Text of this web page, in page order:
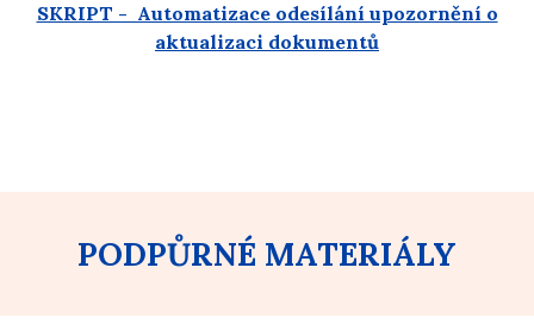
SKRIPT - Automatizace odesílání upozornění o
aktualizaci dokumentů
PODPŮRNÉ MATERIÁLY